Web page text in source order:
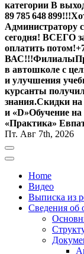
категории В
89 785 648 899!!!
Администратору
сегодня! ВСЕГО
оплатить потом!
ВАС!!!Филиалы
в автошколе с
и улучшения
курсанты
знания.Скидки на
и «D»Обучение
«Практика»
Пт. Авг 7th, 2026
Home
Видео
Выписка из
Сведения об